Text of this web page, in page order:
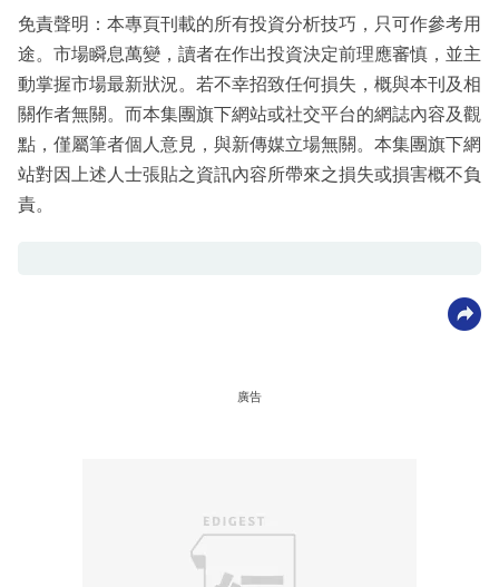
免責聲明：本專頁刊載的所有投資分析技巧，只可作參考用
途。市場瞬息萬變，讀者在作出投資決定前理應審慎，並主
動掌握市場最新狀況。若不幸招致任何損失，概與本刊及相
關作者無關。而本集團旗下網站或社交平台的網誌內容及觀
點，僅屬筆者個人意見，與新傳媒立場無關。本集團旗下網
站對因上述人士張貼之資訊內容所帶來之損失或損害概不負
責。
廣告